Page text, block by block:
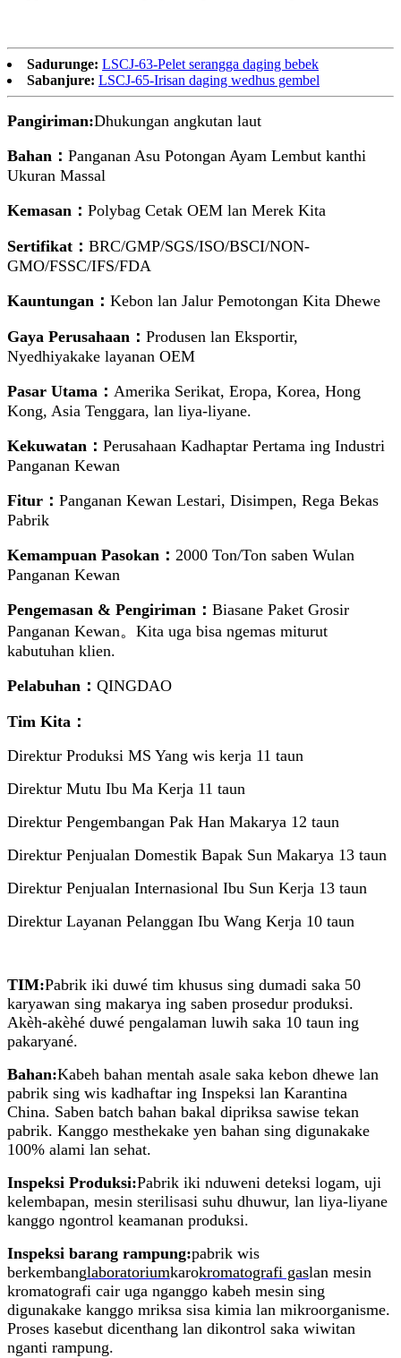
Sadurunge: LSCJ-63-Pelet serangga daging bebek
Sabanjure: LSCJ-65-Irisan daging wedhus gembel
Pangiriman:Dhukungan angkutan laut
Bahan： Panganan Asu Potongan Ayam Lembut kanthi
Ukuran Massal
Kemasan： Polybag Cetak OEM lan Merek Kita
Sertifikat： BRC/GMP/SGS/ISO/BSCI/NON-
GMO/FSSC/IFS/FDA
Kauntungan： Kebon lan Jalur Pemotongan Kita Dhewe
Gaya Perusahaan： Produsen lan Eksportir,
Nyedhiyakake layanan OEM
Pasar Utama： Amerika Serikat, Eropa, Korea, Hong
Kong, Asia Tenggara, lan liya-liyane.
Kekuwatan： Perusahaan Kadhaptar Pertama ing Industri
Panganan Kewan
Fitur： Panganan Kewan Lestari, Disimpen, Rega Bekas
Pabrik
Kemampuan Pasokan： 2000 Ton/Ton saben Wulan
Panganan Kewan
Pengemasan & Pengiriman： Biasane Paket Grosir
Panganan Kewan。Kita uga bisa ngemas miturut
kabutuhan klien.
Pelabuhan： QINGDAO
Tim Kita：
Direktur Produksi MS Yang wis kerja 11 taun
Direktur Mutu Ibu Ma Kerja 11 taun
Direktur Pengembangan Pak Han Makarya 12 taun
Direktur Penjualan Domestik Bapak Sun Makarya 13 taun
Direktur Penjualan Internasional Ibu Sun Kerja 13 taun
Direktur Layanan Pelanggan Ibu Wang Kerja 10 taun
TIM:Pabrik iki duwé tim khusus sing dumadi saka 50
karyawan sing makarya ing saben prosedur produksi.
Akèh-akèhé duwé pengalaman luwih saka 10 taun ing
pakaryané.
Bahan:Kabeh bahan mentah asale saka kebon dhewe lan
pabrik sing wis kadhaftar ing Inspeksi lan Karantina
China. Saben batch bahan bakal dipriksa sawise tekan
pabrik. Kanggo mesthekake yen bahan sing digunakake
100% alami lan sehat.
Inspeksi Produksi:Pabrik iki nduweni deteksi logam, uji
kelembapan, mesin sterilisasi suhu dhuwur, lan liya-liyane
kanggo ngontrol keamanan produksi.
Inspeksi barang rampung:pabrik wis
berkembanglaboratoriumkarokromatografi gaslan mesin
kromatografi cair uga nganggo kabeh mesin sing
digunakake kanggo mriksa sisa kimia lan mikroorganisme.
Proses kasebut dicenthang lan dikontrol saka wiwitan
nganti rampung.